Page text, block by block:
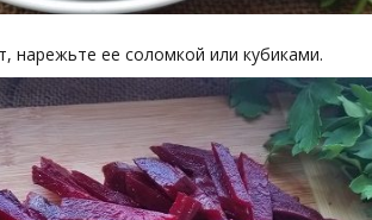
нарежьте ее соломкой или кубиками.